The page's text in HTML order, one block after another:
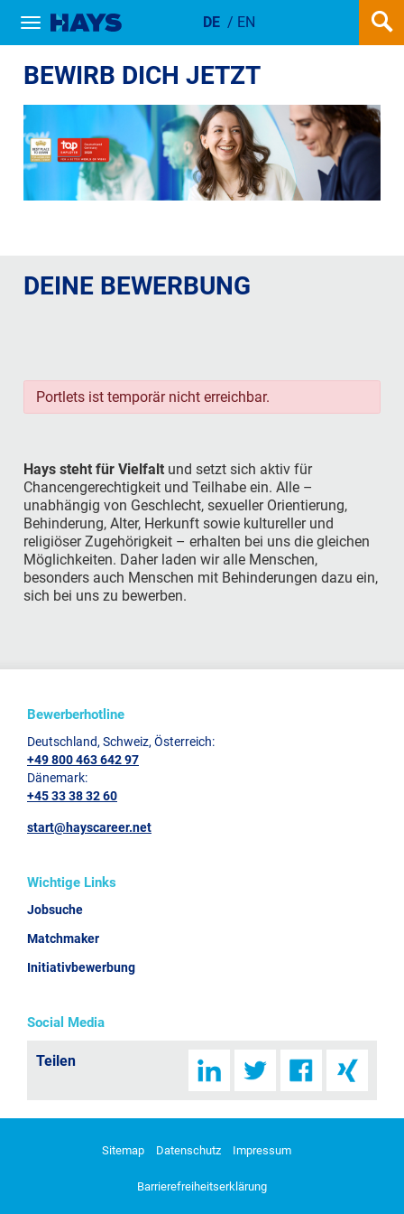
Show / hide navigation DE / EN
JETZT BEI HAYS INTERN
BEWIRB DICH JETZT
DEINE BEWERBUNG
Portlets ist temporär nicht erreichbar.
Hays steht für Vielfalt und setzt sich aktiv für
Chancengerechtigkeit und Teilhabe ein. Alle –
unabhängig von Geschlecht, sexueller Orientierung,
Behinderung, Alter, Herkunft sowie kultureller und
religiöser Zugehörigkeit – erhalten bei uns die gleichen
Möglichkeiten. Daher laden wir alle Menschen,
besonders auch Menschen mit Behinderungen dazu ein,
sich bei uns zu bewerben.
Bewerberhotline
Deutschland, Schweiz, Österreich:
+49 800 463 642 97
Dänemark:
+45 33 38 32 60
start@hayscareer.net
Wichtige Links
Jobsuche
Matchmaker
Initiativbewerbung
Social Media
Teilen
Sitemap Datenschutz Impressum
Barrierefreiheitserklärung